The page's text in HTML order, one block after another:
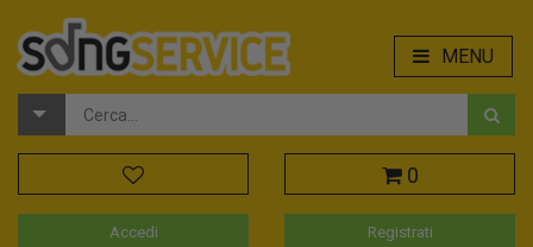
MENU
0
Accedi Registrati